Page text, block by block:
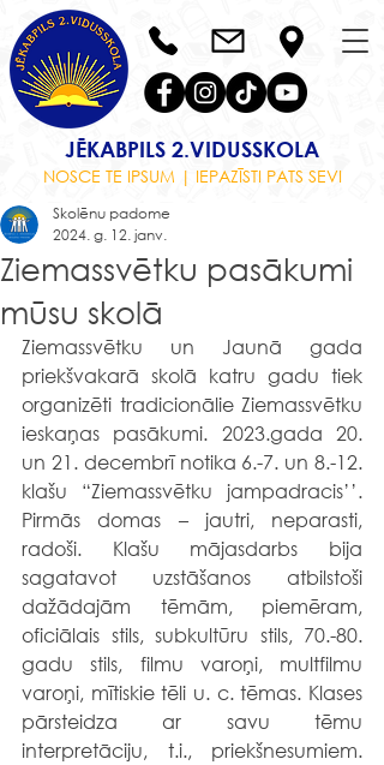
JĒKABPILS 2.VIDUSSKOLA
NOSCE TE IPSUM | IEPAZĪSTI PATS SEVI
Ziemassvētku pasākumi
mūsu skolā
Skolēnu padome
2024. g. 12. janv.
Ziemassvētku un Jaunā gada
priekšvakarā skolā katru gadu tiek
organizēti tradicionālie Ziemassvētku
ieskaņas pasākumi. 2023.gada 20.
un 21. decembrī notika 6.-7. un 8.-12.
klašu “Ziemassvētku jampadracis’’.
Pirmās domas – jautri, neparasti,
radoši. Klašu mājasdarbs bija
sagatavot uzstāšanos atbilstoši
dažādajām tēmām, piemēram,
oficiālais stils, subkultūru stils, 70.-80.
gadu stils, filmu varoņi, multfilmu
varoņi, mītiskie tēli u. c. tēmas. Klases
pārsteidza ar savu tēmu
interpretāciju, t.i., priekšnesumiem.